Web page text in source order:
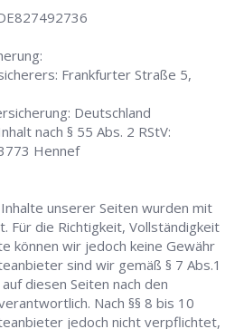
Frankfurter Straße 5,
Deutschland
nach § 55 Abs. 2 RStV:
Hennef
unserer Seiten wurden mit
Für die Richtigkeit, Vollständigkeit
können wir jedoch keine Gewähr
sind wir gemäß § 7 Abs.1
diesen Seiten nach den
Nach §§ 8 bis 10
jedoch nicht verpflichtet,